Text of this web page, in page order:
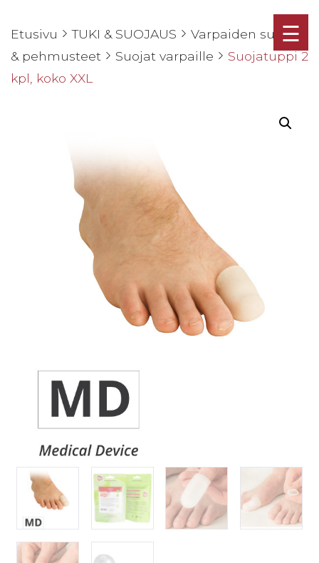
☰
Etusivu TUKI & SUOJAUS
Varpaiden suojat
& pehmusteet
Suojat varpaille
Suojatuppi 2
kpl, koko XXL